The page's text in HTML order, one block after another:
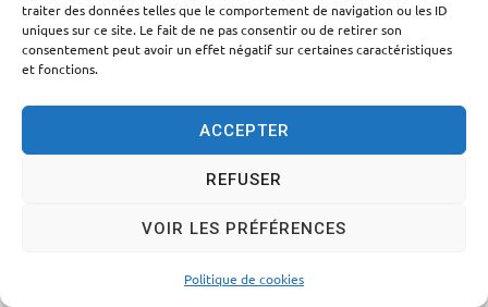
traiter des données telles que le comportement de navigation ou les ID
uniques sur ce site. Le fait de ne pas consentir ou de retirer son
consentement peut avoir un effet négatif sur certaines caractéristiques
et fonctions.
ACCEPTER
REFUSER
VOIR LES PRÉFÉRENCES
Politique de cookies